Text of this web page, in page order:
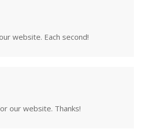
website. Each second!
our website. Thanks!